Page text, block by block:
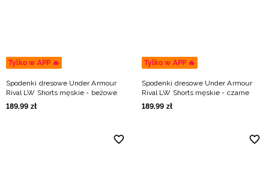
Tylko w APP 🔥
Spodenki dresowe Under Armour
Rival LW Shorts męskie - beżowe
189,99 zł
Tylko w APP 🔥
Spodenki dresowe Under Armour
Rival LW Shorts męskie - czarne
189,99 zł